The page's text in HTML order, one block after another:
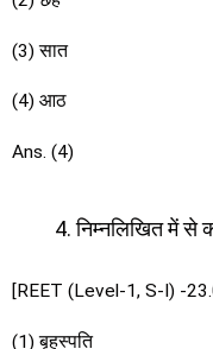
(3) सात
(4) आठ
Ans. (4)
निम्नलिखित में से
[REET (Level-1, S-I) -
(1) बृहस्पति